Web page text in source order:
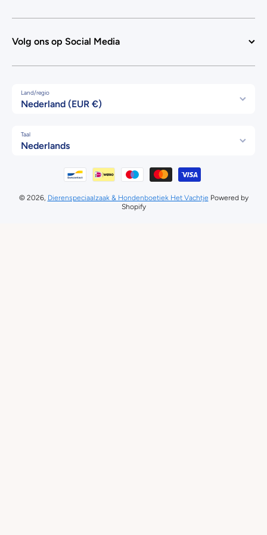
Volg ons op Social Media
Land/regio
Nederland (EUR €)
Taal
Nederlands
Betaalmethodes
© 2026, Dierenspeciaalzaak & Hondenboetiek Het Vachtje Powered by
Shopify